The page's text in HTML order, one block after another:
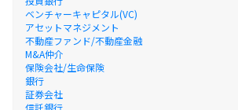
ベンチャーキャピタル(VC)
アセットマネジメント
不動産ファンド/不動産金融
M&A仲介
保険会社/生命保険
銀行
証券会社
信託銀行